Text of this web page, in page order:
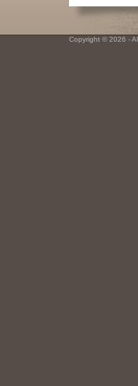
Copyright © 2026 -